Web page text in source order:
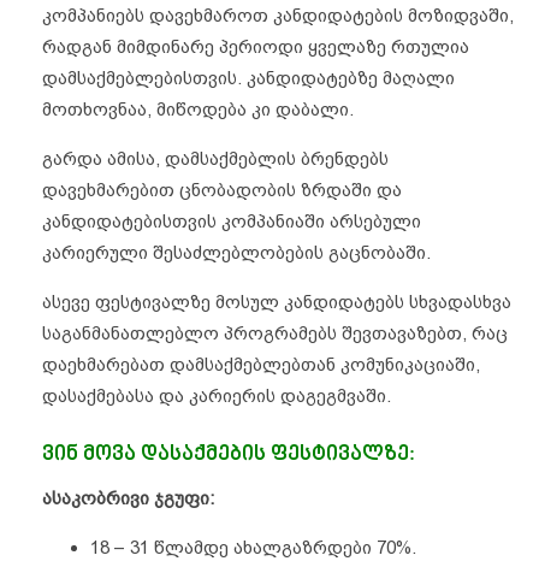
კომპანიებს დავეხმაროთ კანდიდატების მოზიდვაში,
რადგან მიმდინარე პერიოდი ყველაზე რთულია
დამსაქმებლებისთვის. კანდიდატებზე მაღალი
მოთხოვნაა, მიწოდება კი დაბალი.
გარდა ამისა, დამსაქმებლის ბრენდებს
დავეხმარებით ცნობადობის ზრდაში და
კანდიდატებისთვის კომპანიაში არსებული
კარიერული შესაძლებლობების გაცნობაში.
ასევე ფესტივალზე მოსულ კანდიდატებს სხვადასხვა
საგანმანათლებლო პროგრამებს შევთავაზებთ, რაც
დაეხმარებათ დამსაქმებლებთან კომუნიკაციაში,
დასაქმებასა და კარიერის დაგეგმვაში.
ვინ მოვა დასაქმების ფესტივალზე:
ასაკობრივი ჯგუფი:
18 – 31 წლამდე ახალგაზრდები 70%.